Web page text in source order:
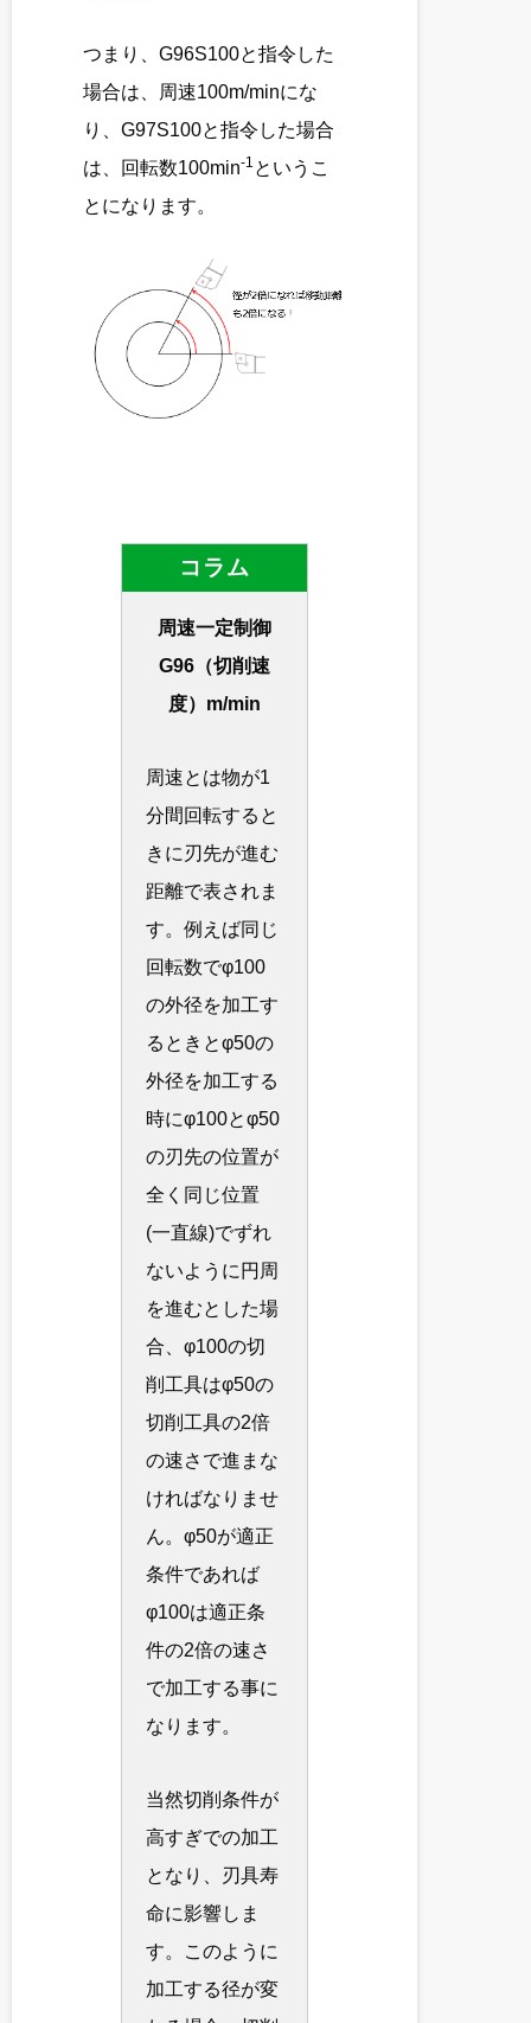
つまり、G96S100と指令した
場合は、周速100m/minにな
り、G97S100と指令した場合
は、回転数100min-1 というこ
とになります。
コラム
周速一定制御
G96（切削速
度）m/min
周速とは物が1
分間回転すると
きに刃先が進む
距離で表されま
す。例えば同じ
回転数でφ100
の外径を加工す
るときとφ50の
外径を加工する
時にφ100とφ50
の刃先の位置が
全く同じ位置
(一直線)でずれ
ないように円周
を進むとした場
合、φ100の切
削工具はφ50の
切削工具の2倍
の速さで進まな
ければなりませ
ん。φ50が適正
条件であれば
φ100は適正条
件の2倍の速さ
で加工する事に
なります。
当然切削条件が
高すぎでの加工
となり、刃具寿
命に影響しま
す。このように
加工する径が変